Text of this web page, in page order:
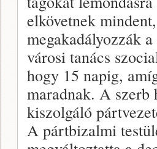
elkövetnek
megakadályozzák
városi tanács
hogy 15 napig,
maradnak. A szerb
kiszolgáló
A pártbizalmi